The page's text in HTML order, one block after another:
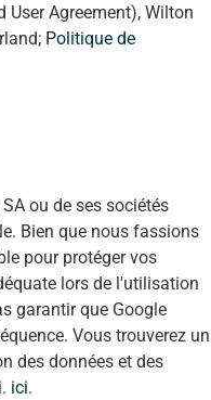
User Agreement), Wilton
Politique de
ou de ses sociétés
Bien que nous fassions
pour protéger vos
lors de l'utilisation
garantir que Google
Vous trouverez un
des données et des
ici.